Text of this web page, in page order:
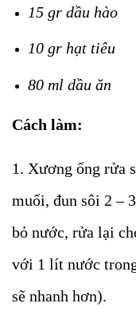
15 gr dầu hào
10 gr hạt tiêu
80 ml dầu ăn
Cách làm:
1. Xương ống rửa
muối, đun sôi 2 –
bỏ nước, rửa lại
với 1 lít nước
sẽ nhanh hơn).